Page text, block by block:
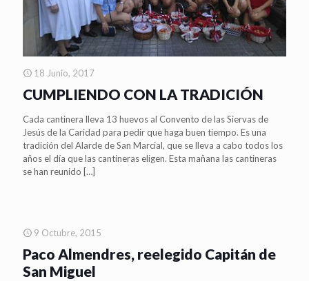
18 Junio, 2017
CUMPLIENDO CON LA TRADICIÓN
Cada cantinera lleva 13 huevos al Convento de las Siervas de
Jesús de la Caridad para pedir que haga buen tiempo. Es una
tradición del Alarde de San Marcial, que se lleva a cabo todos los
años el día que las cantineras eligen. Esta mañana las cantineras
se han reunido […]
9 Octubre, 2015
Paco Almendres, reelegido Capitán de
San Miguel